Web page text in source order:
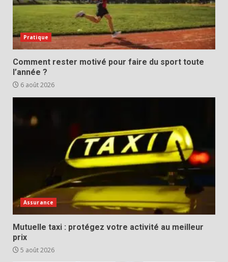
Pratique
Comment rester motivé pour faire du sport toute
l’année ?
6 août 2026
Assurance
Mutuelle taxi : protégez votre activité au meilleur
prix
5 août 2026